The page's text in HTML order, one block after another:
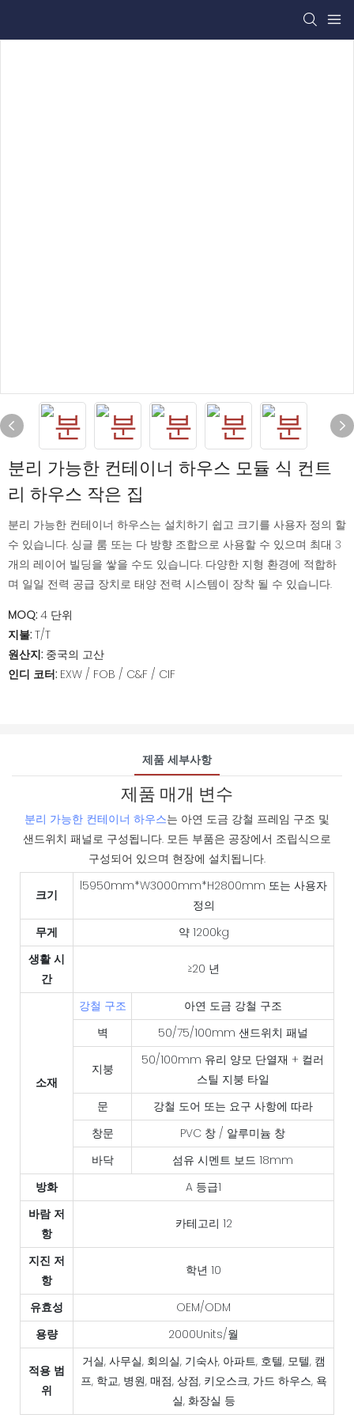
분리 가능한 컨테이너 하우스 모듈 식 컨트
리 하우스 작은 집
분리 가능한 컨테이너 하우스는 설치하기 쉽고 크기를 사용자 정의 할
수 있습니다. 싱글 룸 또는 다 방향 조합으로 사용할 수 있으며 최대 3
개의 레이어 빌딩을 쌓을 수도 있습니다. 다양한 지형 환경에 적합하
며 일일 전력 공급 장치로 태양 전력 시스템이 장착 될 수 있습니다.
MOQ: 4 단위
지불: T/T
원산지: 중국의 고산
인디 코터: EXW / FOB / C&F / CIF
제품 세부사항
제품 매개 변수
분리 가능한 컨테이너 하우스는 아연 도금 강철 프레임 구조 및
샌드위치 패널로 구성됩니다. 모든 부품은 공장에서 조립식으로
구성되어 있으며 현장에 설치됩니다.
크기
l5950mm*W3000mm*H2800mm 또는 사용자
정의
무게
약 1200kg
생활 시
간
≥20 년
소재
강철 구조
아연 도금 강철 구조
벽
50/75/100mm 샌드위치 패널
지붕
50/100mm 유리 양모 단열재 + 컬러
스틸 지붕 ​​타일
문
강철 도어 또는 요구 사항에 따라
창문
PVC 창 / 알루미늄 창
바닥
섬유 시멘트 보드 18mm
방화
A 등급1
바람 저
항
카테고리 12
지진 저
항
학년 10
유효성
OEM/ODM
용량
2000Units/월
적용 범
위
거실, 사무실, 회의실, 기숙사, 아파트, 호텔, 모텔, 캠
프, 학교, 병원, 매점, 상점, 키오스크, 가드 하우스, 욕
실, 화장실 등